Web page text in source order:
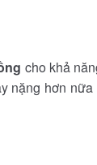
cho khả
nặng hơn